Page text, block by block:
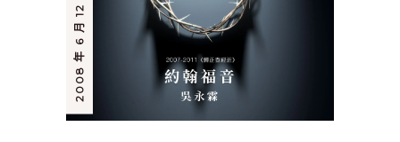
2008 年 6 月 12 日